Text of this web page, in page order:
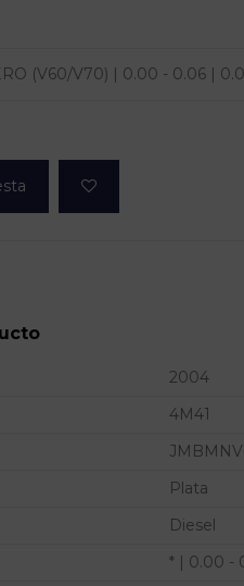
(V60/V70) | 0.00 - 0.06 |
2004
4M41
Plata
Diesel
* | 0.00 -